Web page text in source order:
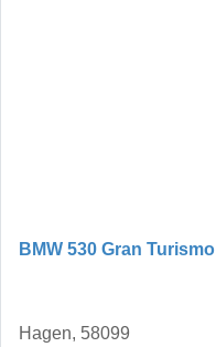
BMW 530 Gran Turismo
Hagen, 58099